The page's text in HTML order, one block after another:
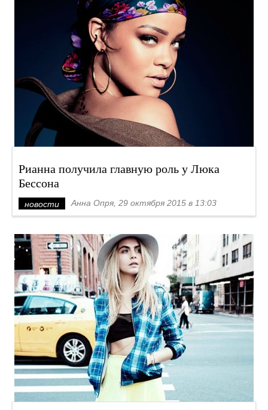
Рианна получила главную роль у Люка
Бессона
новости Анна Опря, 29 октября 2015 в 13:03